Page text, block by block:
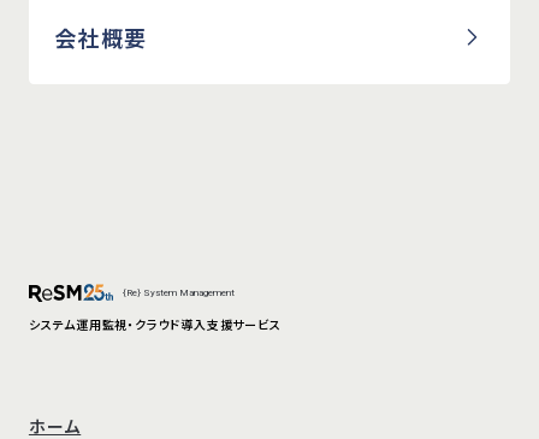
会社概要
{Re} System Management
システム運用監視・クラウド導入支援サービス
ホーム